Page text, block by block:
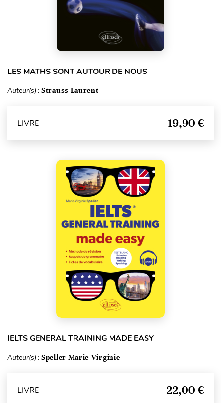
LES MATHS SONT AUTOUR DE NOUS
Auteur(s) : Strauss Laurent
LIVRE 19,90 €
IELTS GENERAL TRAINING MADE EASY
Auteur(s) : Speller Marie-Virginie
LIVRE 22,00 €